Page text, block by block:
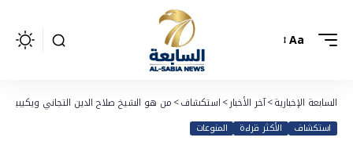
Aa
السابعة الإخبارية>آخر الأخبار>استكشاف>من هو الشيخ صلاح الدين التجاني
استكشاف الأكثر قراءة المنوعات